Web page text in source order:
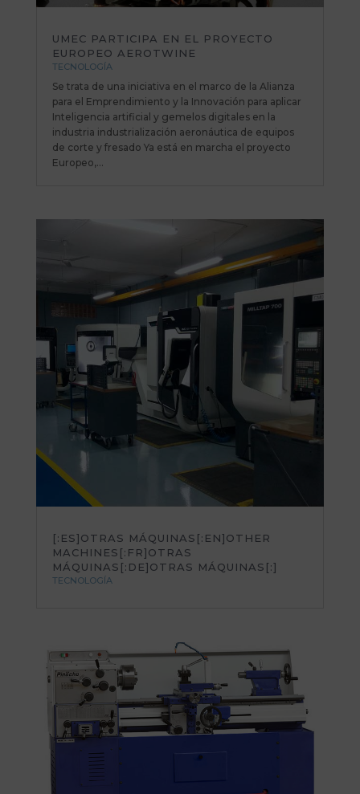
UMEC PARTICIPA EN EL PROYECTO
EUROPEO AEROTWINE
TECNOLOGÍA
Se trata de una iniciativa en el marco de la Alianza
para el Emprendimiento y la Innovación para aplicar
Inteligencia artificial y gemelos digitales en la
industria industrialización aeronáutica de equipos
de corte y fresado Ya está en marcha el proyecto
Europeo,...
[:ES]OTRAS MÁQUINAS[:EN]OTHER
MACHINES[:FR]OTRAS
MÁQUINAS[:DE]OTRAS MÁQUINAS[:]
TECNOLOGÍA